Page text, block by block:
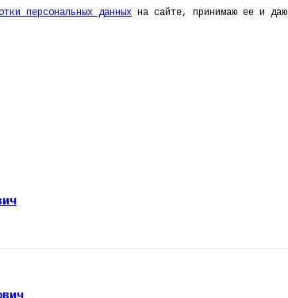
персональных данных на сайте, принимаю ее и даю